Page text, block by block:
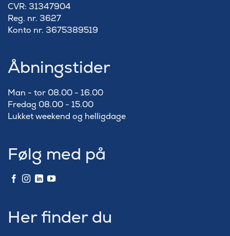
​CVR: 31347904
Reg. nr. 3627
Konto nr. 3675389519
Åbningstider
Man - tor 08.00 - 16.00
Fredag 08.00 - 15.00
Lukket weekend og helligdage
Følg med på
Her finder du